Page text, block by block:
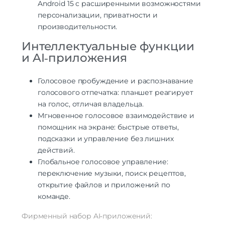
Android 15 с расширенными возможностями
персонализации, приватности и
производительности.
Интеллектуальные функции
и AI‑приложения
Голосовое пробуждение и распознавание
голосового отпечатка: планшет реагирует
на голос, отличая владельца.
Мгновенное голосовое взаимодействие и
помощник на экране: быстрые ответы,
подсказки и управление без лишних
действий.
Глобальное голосовое управление:
переключение музыки, поиск рецептов,
открытие файлов и приложений по
команде.
Фирменный набор AI‑приложений: